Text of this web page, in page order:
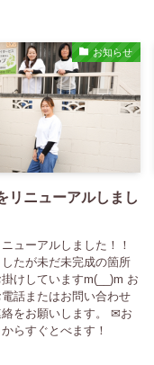
お知らせ
リニューアルしまし
ューアルしました！！
たが未だ未完成の箇所
けしていますm(__)m お
話またはお問い合わせ
をお願いします。 ✉お
らすぐとべます！